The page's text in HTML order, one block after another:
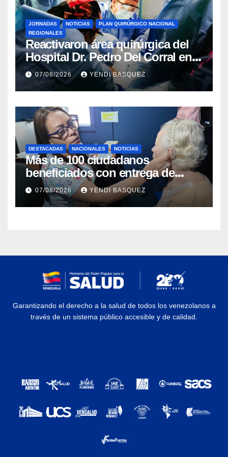
JORNADAS NOTICIAS
PLAN QUIRÚRGICO NACIONAL
REGIONALES
Reactivaron área quirúrgica del
Hospital Dr. Pedro Del Corral en
Guárico
07/08/2026 YENDI BASQUEZ
DESTACADAS NACIONALES NOTICIAS
Más de 100 ciudadanos
beneficiados con entrega de
prótesis auditivas en el Centro de
Rehabilitación J.J. Arvelo
07/08/2026 YENDI BASQUEZ
Garantizando el derecho a la salud de todos los venezolanos a
través de un sistema público accesible y de calidad.